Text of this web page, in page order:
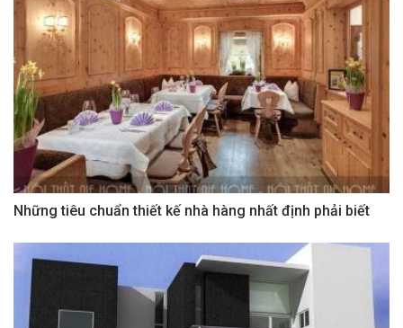
Những tiêu chuẩn thiết kế nhà hàng nhất định phải biết